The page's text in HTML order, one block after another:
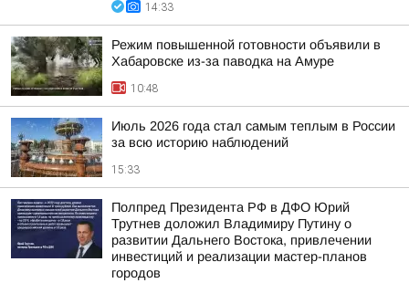
14:33
Режим повышенной готовности объявили в
Хабаровске из-за паводка на Амуре
10:48
Июль 2026 года стал самым теплым в России
за всю историю наблюдений
15:33
Полпред Президента РФ в ДФО Юрий
Трутнев доложил Владимиру Путину о
развитии Дальнего Востока, привлечении
инвестиций и реализации мастер-планов
городов